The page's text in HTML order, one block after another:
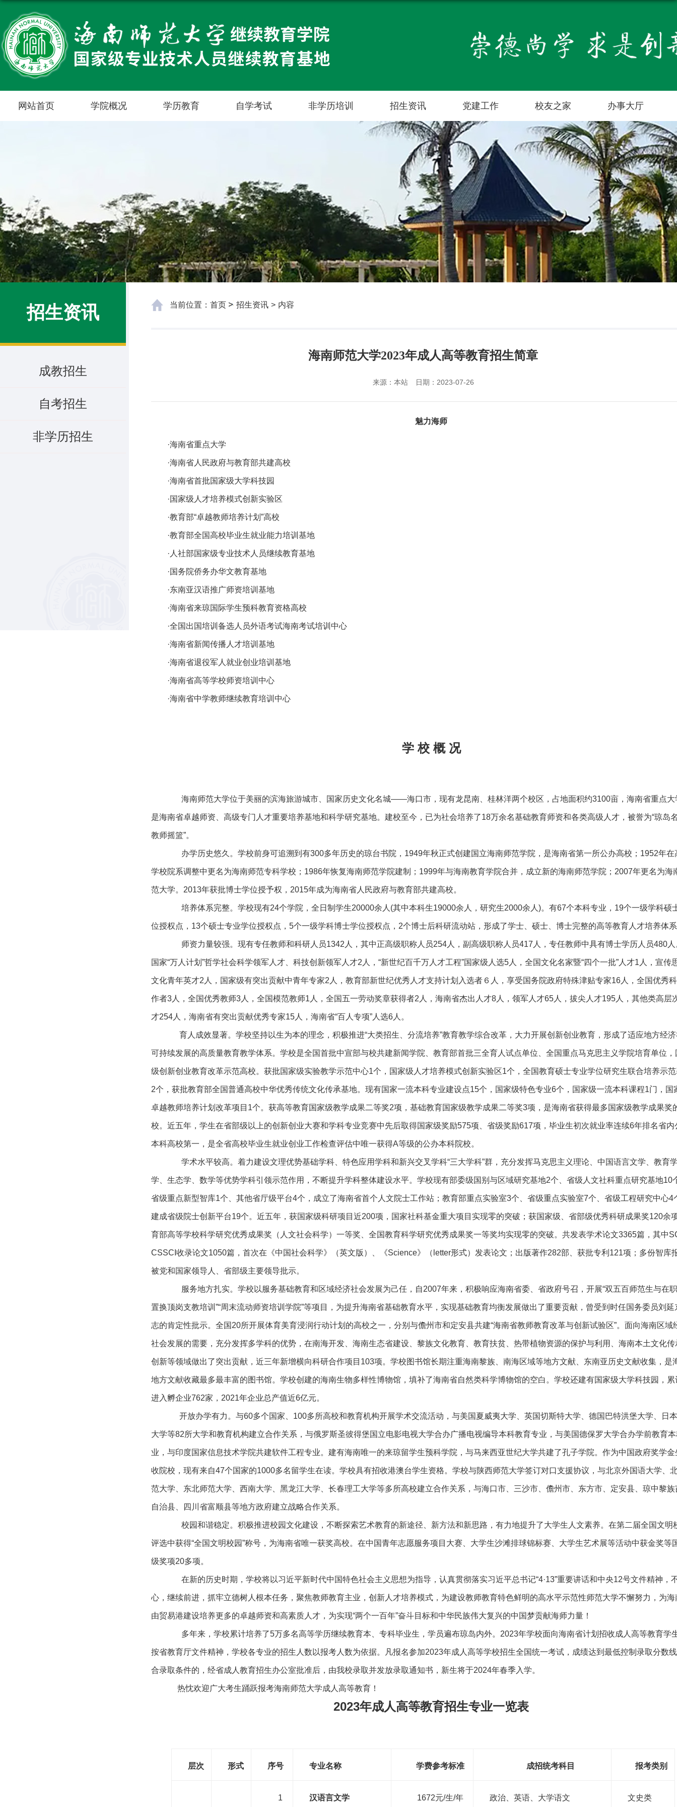
网站首页 学院概况 学历教育 自学考试 非学历培训 招生资讯 党建工作 校友之家 办事大厅
招生资讯
成教招生
自考招生
非学历招生
当前位置： 首页 招生资讯 > 内容
海南师范大学2023年成人高等教育招生简章
来源：本站 日期：2023-07-26
魅力海师
·海南省重点大学
·海南省人民政府与教育部共建高校
·海南省首批国家级大学科技园
·国家级人才培养模式创新实验区
·教育部“卓越教师培养计划”高校
·教育部全国高校毕业生就业能力培训基地
·人社部国家级专业技术人员继续教育基地
·国务院侨务办华文教育基地
·东南亚汉语推广师资培训基地
·海南省来琼国际学生预科教育资格高校
·全国出国培训备选人员外语考试海南考试培训中心
·海南省新闻传播人才培训基地
·海南省退役军人就业创业培训基地
·海南省高等学校师资培训中心
·海南省中学教师继续教育培训中心
学 校 概 况
海南师范大学位于美丽的滨海旅游城市、国家历史文化名城——海口市，现有龙昆南、桂林洋两个校区，占地面积约3100亩，海南省重点大
是海南省卓越师资、高级专门人才重要培养基地和科学研究基地。建校至今，已为社会培养了18万余名基础教育师资和各类高级人才，被誉为“琼岛
教师摇篮”。
办学历史悠久。学校前身可追溯到有300多年历史的琼台书院，1949年秋正式创建国立海南师范学院，是海南省第一所公办高校；1952年在
学校院系调整中更名为海南师范专科学校；1986年恢复海南师范学院建制；1999年与海南教育学院合并，成立新的海南师范学院；2007年更名为海
范大学。2013年获批博士学位授予权，2015年成为海南省人民政府与教育部共建高校。
培养体系完整。学校现有24个学院，全日制学生20000余人(其中本科生19000余人，研究生2000余人)。有67个本科专业，19个一级学科硕
位授权点，13个硕士专业学位授权点，5个一级学科博士学位授权点，2个博士后科研流动站，形成了学士、硕士、博士完整的高等教育人才培养体
师资力量较强。现有专任教师和科研人员1342人，其中正高级职称人员254人，副高级职称人员417人，专任教师中具有博士学历人员480
国家“万人计划”哲学社会科学领军人才、科技创新领军人才2人，“新世纪百千万人才工程”国家级人选5人，全国文化名家暨“四个一批”人才1人，宣传
文化青年英才2人，国家级有突出贡献中青年专家2人，教育部新世纪优秀人才支持计划入选者６人，享受国务院政府特殊津贴专家16人，全国优秀
作者3人，全国优秀教师3人，全国模范教师1人，全国五一劳动奖章获得者2人，海南省杰出人才8人，领军人才65人，拔尖人才195人，其他类高层
才254人，海南省有突出贡献优秀专家15人，海南省“百人专项”人选6人。
育人成效显著。学校坚持以生为本的理念，积极推进“大类招生、分流培养”教育教学综合改革，大力开展创新创业教育，形成了适应地方经
可持续发展的高质量教育教学体系。学校是全国首批中宣部与校共建新闻学院、教育部首批三全育人试点单位、全国重点马克思主义学院培育单位，
级创新创业教育改革示范高校。获批国家级实验教学示范中心1个，国家级人才培养模式创新实验区1个，全国教育硕士专业学位研究生联合培养示
2个，获批教育部全国普通高校中华优秀传统文化传承基地。现有国家一流本科专业建设点15个，国家级特色专业6个，国家级一流本科课程1门，国
卓越教师培养计划改革项目1个。获高等教育国家级教学成果二等奖2项，基础教育国家级教学成果二等奖3项，是海南省获得最多国家级教学成果奖
校。近五年，学生在省部级以上的创新创业大赛和学科专业竞赛中先后取得国家级奖励575项、省级奖励617项，毕业生初次就业率连续6年排名省内
本科高校第一，是全省高校毕业生就业创业工作检查评估中唯一获得A等级的公办本科院校。
学术水平较高。着力建设文理优势基础学科、特色应用学科和新兴交叉学科“三大学科”群，充分发挥马克思主义理论、中国语言文学、教育
学、生态学、数学等优势学科引领示范作用，不断提升学科整体建设水平。学校现有部委级国别与区域研究基地2个、省级人文社科重点研究基地10
省级重点新型智库1个、其他省厅级平台4个，成立了海南省首个人文院士工作站；教育部重点实验室3个、省级重点实验室7个、省级工程研究中心4
建成省级院士创新平台19个。近五年，获国家级科研项目近200项，国家社科基金重大项目实现零的突破；获国家级、省部级优秀科研成果奖120余
育部高等学校科学研究优秀成果奖（人文社会科学）一等奖、全国教育科学研究优秀成果奖一等奖均实现零的突破。共发表学术论文3365篇，其中
CSSCI收录论文1050篇，首次在《中国社会科学》（英文版）、《Science》（letter形式）发表论文；出版著作282部、获批专利121项；多份智库
被党和国家领导人、省部级主要领导批示。
服务地方扎实。学校以服务基础教育和区域经济社会发展为己任，自2007年来，积极响应海南省委、省政府号召，开展“双五百师范生与在
置换顶岗支教培训”“周末流动师资培训学院”等项目，为提升海南省基础教育水平，实现基础教育均衡发展做出了重要贡献，曾受到时任国务委员刘延
志的肯定性批示。全国20所开展体育美育浸润行动计划的高校之一，分别与儋州市和定安县共建“海南省教师教育改革与创新试验区”。面向海南区域
社会发展的需要，充分发挥多学科的优势，在南海开发、海南生态省建设、黎族文化教育、教育扶贫、热带植物资源的保护与利用、海南本土文化传
创新等领域做出了突出贡献，近三年新增横向科研合作项目103项。学校图书馆长期注重海南黎族、南海区域等地方文献、东南亚历史文献收集，是
地方文献收藏最多最丰富的图书馆。学校创建的海南生物多样性博物馆，填补了海南省自然类科学博物馆的空白。学校还建有国家级大学科技园，累
进入孵企业762家，2021年企业总产值近6亿元。
开放办学有力。 与60多个国家、100多所高校和教育机构开展学术交流活动，与美国夏威夷大学、英国切斯特大学、德国巴特洪堡大学、日
大学等82所大学和教育机构建立合作关系，与俄罗斯圣彼得堡国立电影电视大学合办广播电视编导本科教育专业，与美国德保罗大学合办学前教育
业，与印度国家信息技术学院共建软件工程专业。建有海南唯一的来琼留学生预科学院，与马来西亚世纪大学共建了孔子学院。作为中国政府奖学金
收院校，现有来自47个国家的1000多名留学生在读。学校具有招收港澳台学生资格。 学校与陕西师范大学签订对口支援协议，与北京外国语大学、
范大学、东北师范大学、西南大学、黑龙江大学、长春理工大学等多所高校建立合作关系，与海口市、三沙市、儋州市、东方市、定安县、 琼中黎族
自治县 、四川省富顺县等地方政府建立战略合作关系。
校园和谐稳定。积极推进校园文化建设，不断探索艺术教育的新途径、新方法和新思路，有力地提升了大学生人文素养。在第二届全国文明
评选中获得“全国文明校园”称号，为海南省唯一获奖高校。在中国青年志愿服务项目大赛、大学生沙滩排球锦标赛、大学生艺术展等活动中获金奖等
级奖项20多项。
在新的历史时期，学校将以习近平新时代中国特色社会主义思想为指导，认真贯彻落实习近平总书记“4·13”重要讲话和中央12号文件精神，
心，继续前进，抓牢立德树人根本任务，聚焦教师教育主业，创新人才培养模式，为建设教师教育特色鲜明的高水平示范性师范大学不懈努力，为海
由贸易港建设培养更多的卓越师资和高素质人才，为实现“两个一百年”奋斗目标和中华民族伟大复兴的中国梦贡献海师力量！
多年来，学校累计培养了5万多名高等学历继续教育本、专科毕业生，学员遍布琼岛内外。2023年学校面向海南省计划招收成人高等教育学
按省教育厅文件精神，学校各专业的招生人数以报考人数为依据。凡报名参加2023年成人高等学校招生全国统一考试，成绩达到最低控制录取分数
合录取条件的，经省成人教育招生办公室批准后，由我校录取并发放录取通知书，新生将于2024年春季入学。
热忱欢迎广大考生踊跃报考海南师范大学成人高等教育！
2023年成人高等教育招生专业一览表
层次 形式 序号 专业名称 学费参考标准 成招统考科目 报考类别
1 汉语言文学 1672元/生/年 政治、英语、大学语文 文史类